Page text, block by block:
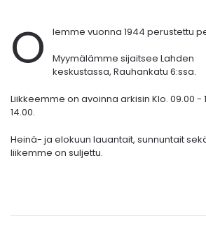
O
lemme vuonna 1944 perustettu
Myymälämme sijaitsee Lahden
keskustassa, Rauhankatu 6:ssa.
Liikkeemme on avoinna arkisin Klo. 09.00 -
14.00.
Heinä- ja elokuun lauantait, sunnuntait
liikemme on suljettu.